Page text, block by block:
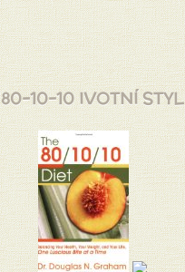
80-10-10 IVOTNÍ STYL